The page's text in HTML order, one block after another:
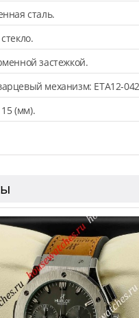
сталь.
застежкой.
механизм: ETA12-
(мм).